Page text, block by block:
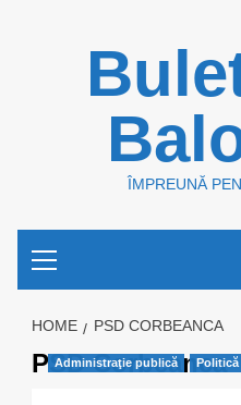
ÎMPREUNĂ
Menu
HOME PSD CORBEANCA
PSD Corbeanca
Administraţie publică Politică